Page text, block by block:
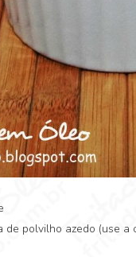
de polvilho azedo (use